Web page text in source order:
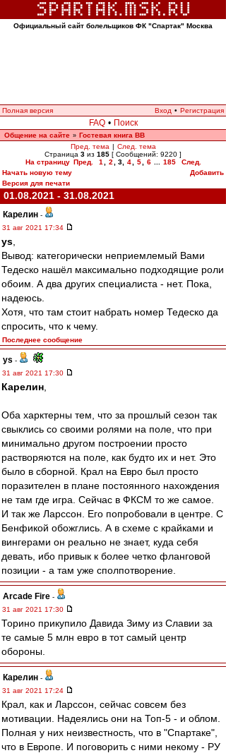
Официальный сайт болельщиков ФК "Спартак" Москва
Полная версия Вход • Регистрация
FAQ • Поиск
Общение на сайте » Гостевая книга ВВ
Пред. тема | След. тема
Страница 3 из 185 [ Сообщений: 9220 ]
На страницу Пред. 1 2 3, 4 5 6 185
След.
Начать новую тему
Добавить
Версия для печати
01.08.2021 - 31.08.2021
Карелин -
31 авг 2021 17:34
ys
Вывод: категорически неприемлемый Вами
Тедеско нашёл максимально подходящие роли
обоим. А два других специалиста - нет. Пока,
надеюсь.
Хотя, что там стоит набрать номер Тедеско да
спросить, что к чему.
Последнее сообщение
ys -
31 авг 2021 17:30
Карелин
Оба харктерны тем, что за прошлый сезон так
свыклись со своими ролями на поле, что при
минимально другом построении просто
растворяются на поле, как будто их и нет. Это
было в сборной. Крал на Евро был просто
поразителен в плане постоянного нахождения
не там где игра. Сейчас в ФКСМ то же самое.
И так же Ларссон. Его попробовали в центре. С
Бенфикой обожглись. А в схеме с крайками и
вингерами он реально не знает, куда себя
девать, ибо привык к более четко фланговой
позиции - а там уже сполпотворение.
Arcade Fire -
31 авг 2021 17:30
Торино прикупило Давида Зиму из Славии за
те самые 5 млн евро в тот самый центр
обороны.
Карелин -
31 авг 2021 17:24
Крал, как и Ларссон, сейчас совсем без
мотивации. Надеялись они на Топ-5 - и облом.
Полная у них неизвестность, что в "Спартаке",
что в Европе. И поговорить с ними некому - РУ